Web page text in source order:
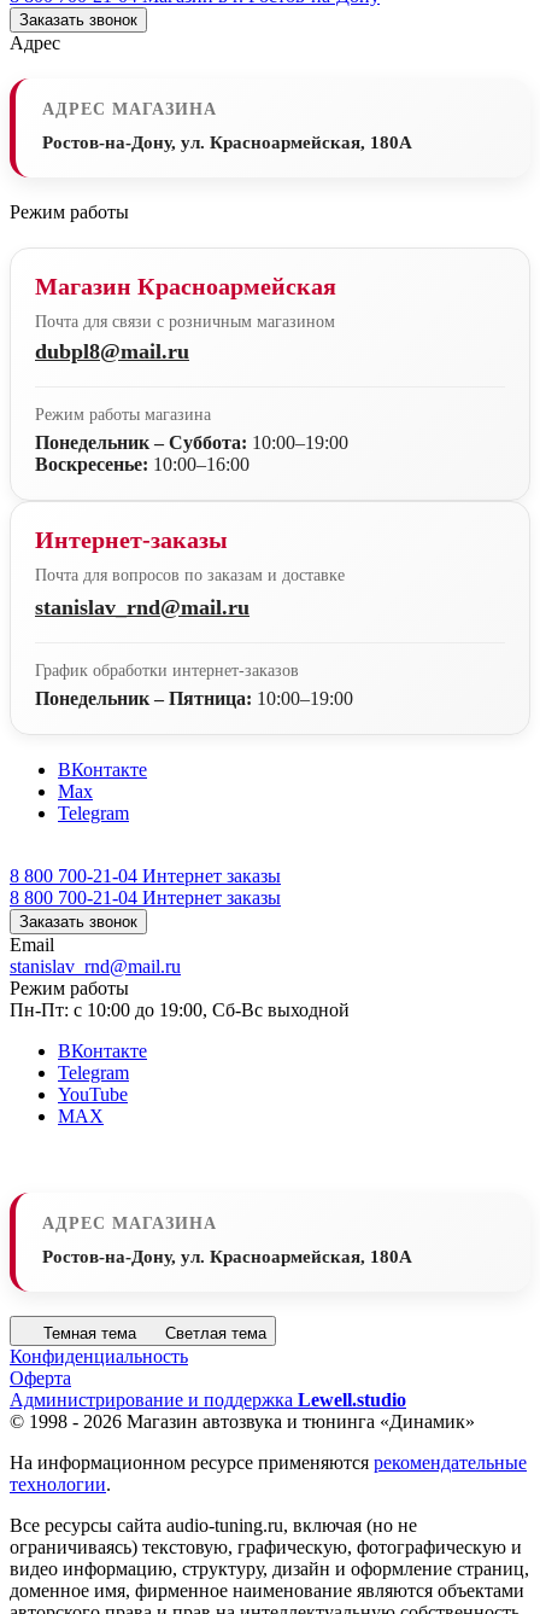
Заказать звонок
Адрес
АДРЕС МАГАЗИНА
Ростов-на-Дону, ул. Красноармейская, 180А
Режим работы
Магазин Красноармейская
Почта для связи с розничным магазином
dubpl8@mail.ru
Режим работы магазина
Понедельник – Суббота: 10:00–19:00
Воскресенье: 10:00–16:00
Интернет-заказы
Почта для вопросов по заказам и доставке
stanislav_rnd@mail.ru
График обработки интернет-заказов
Понедельник – Пятница: 10:00–19:00
ВКонтакте
Max
Telegram
8 800 700-21-04 Интернет заказы
8 800 700-21-04 Интернет заказы
Заказать звонок
Email
stanislav_rnd@mail.ru
Режим работы
Пн-Пт: с 10:00 до 19:00, Сб-Вс выходной
ВКонтакте
Telegram
YouTube
MAX
АДРЕС МАГАЗИНА
Ростов-на-Дону, ул. Красноармейская, 180А
Темная тема Светлая тема
Конфиденциальность
Оферта
Администрирование и поддержка Lewell.studio
© 1998 - 2026 Магазин автозвука и тюнинга «Динамик»
На информационном ресурсе применяются рекомендательные
технологии.
Все ресурсы сайта audio-tuning.ru, включая (но не
ограничиваясь) текстовую, графическую, фотографическую и
видео информацию, структуру, дизайн и оформление страниц,
доменное имя, фирменное наименование являются объектами